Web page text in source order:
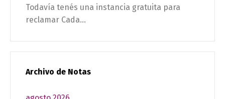
Todavía tenés una instancia gratuita para
reclamar Cada...
Archivo de Notas